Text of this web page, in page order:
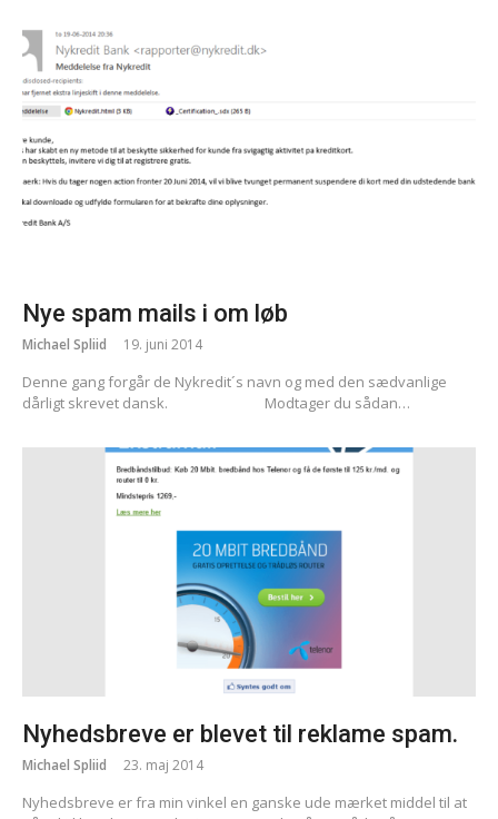
Nye spam mails i om løb
Michael Spliid 19. juni 2014
Denne gang forgår de Nykredit´s navn og med den sædvanlige
dårligt skrevet dansk. Modtager du sådan…
Nyhedsbreve er blevet til reklame spam.
Michael Spliid 23. maj 2014
Nyhedsbreve er fra min vinkel en ganske ude mærket middel til at